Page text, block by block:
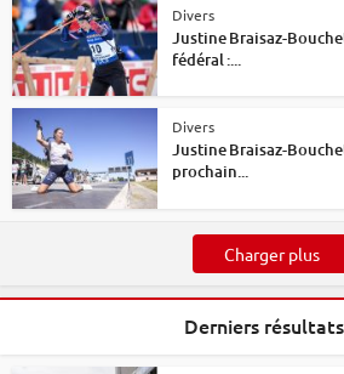
Divers
Justine Braisaz-
fédéral :...
Divers
Justine Braisaz-
prochain...
Charger plus
Derniers résultats